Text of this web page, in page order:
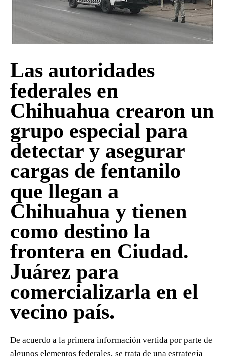
Las autoridades
federales en
Chihuahua crearon un
grupo especial para
detectar y asegurar
cargas de fentanilo
que llegan a
Chihuahua y tienen
como destino la
frontera en Ciudad.
Juárez para
comercializarla en el
vecino país.
De acuerdo a la primera información vertida por parte de
algunos elementos federales, se trata de una estrategia